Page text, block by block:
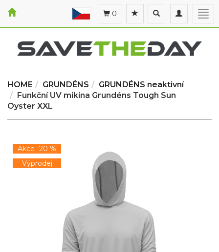
Toggle
navigation
Toggle
search
0
HOME GRUNDÉNS
GRUNDÉNS neaktivní
Funkční UV mikina Grundéns Tough Sun
Oyster XXL
Akce -20 %
Výprodej